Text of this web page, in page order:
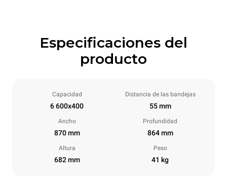
Especificaciones del
producto
Capacidad
6 600x400
Distancia de las bandejas
55 mm
Ancho
870 mm
Profundidad
864 mm
Altura
682 mm
Peso
41 kg